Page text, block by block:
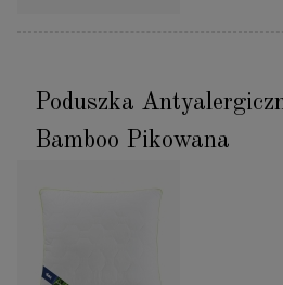
Poduszka
Bamboo Pikowana